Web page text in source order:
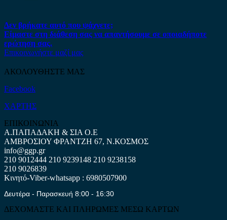
Δεν βρήκατε αυτό που ψάχνετε;
Είμαστε στη διάθεση σας να απαντήσουμε σε οποιαδήποτε
ερώτηση σας.
Επικοινωνήστε μαζί μας
ΑΚΟΛΟΥΘΗΣΤΕ ΜΑΣ
Facebook
ΧΑΡΤΗΣ
ΕΠΙΚΟΙΝΩΝΙΑ
Α.ΠΑΠΑΔΑΚΗ & ΣΙΑ Ο.Ε
ΑΜΒΡΟΣΙΟΥ ΦΡΑΝΤΖΗ 67, Ν.ΚΟΣΜΟΣ
info@ggp.gr
210 9012444 210 9239148 210 9238158
210 9026839
Κινητό-Viber-whatsapp : 6980507900
Δευτέρα - Παρασκευή 8:00 - 16:30
ΔΕΧΟΜΑΣΤΕ ΚΑΙ ΠΛΗΡΩΜΕΣ ΜΕΣΩ ΚΑΡΤΩΝ